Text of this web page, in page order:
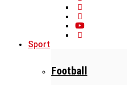
Sport
Football